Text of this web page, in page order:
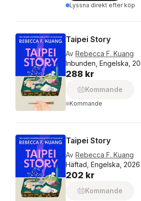
Lyssna direkt efter köp
Taipei Story
Av Rebecca F. Kuang
Inbunden, Engelska,
288 kr
Kommande
Kommande
Taipei Story
Av Rebecca F. Kuang
Häftad, Engelska, 2026
202 kr
Kommande